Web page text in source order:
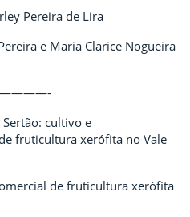
Pereira de Lira
e Maria Clarice Nogueira
cultivo e
fruticultura xerófita no Vale
de fruticultura xerófita